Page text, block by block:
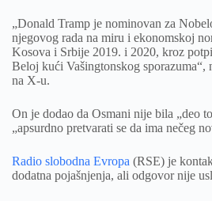
„Donald Tramp je nominovan za
njegovog rada na miru i ekonomskoj
Kosova i Srbije 2019. i 2020, kroz
Beloj kući Vašingtonskog sporazuma“,
na X-u.
On je dodao da Osmani nije bila „deo
„apsurdno pretvarati se da ima nečeg
Radio slobodna Evropa (RSE) je
dodatna pojašnjenja, ali odgovor nije